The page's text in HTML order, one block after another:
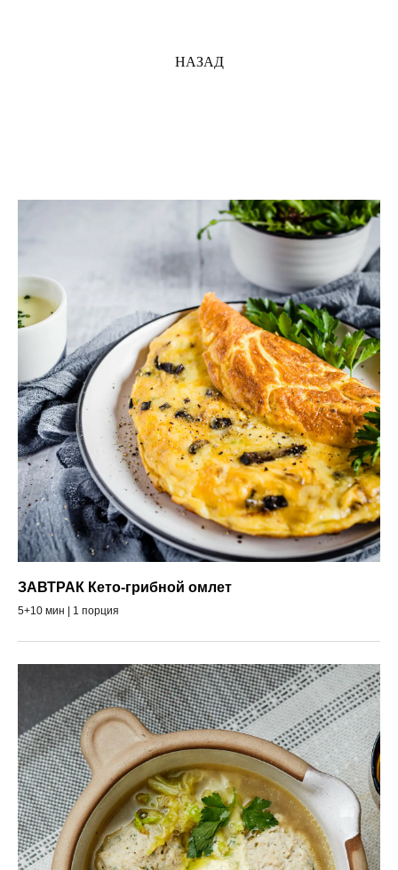
НАЗАД
ЗАВТРАК Кето-грибной омлет
5+10 мин | 1 порция